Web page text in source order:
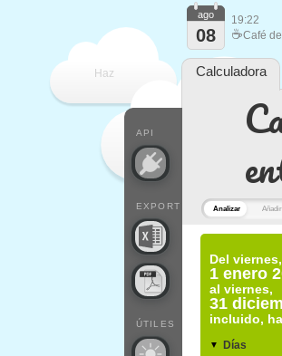
Analizar Añadir
Del viernes,
1 enero
al viernes,
31
incluido,
▼ Días
Haz
API
EXPORT
ÚTILES
ago
08
19:22
☕Café
Calculadora